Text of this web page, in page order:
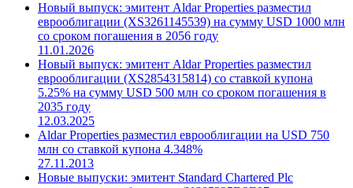
Новый выпуск: эмитент Aldar Properties разместил
еврооблигации (XS3261145539) на сумму USD 1000 млн
со сроком погашения в 2056 году
11.01.2026
Новый выпуск: эмитент Aldar Properties разместил
еврооблигации (XS2854315814) со ставкой купона
5.25% на сумму USD 500 млн со сроком погашения в
2035 году
12.03.2025
Aldar Properties разместил еврооблигации на USD 750
млн со ставкой купона 4.348%
27.11.2013
Новые выпуски: эмитент Standard Chartered Plc